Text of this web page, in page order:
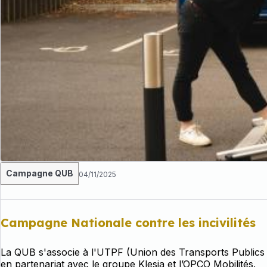
Campagne QUB 04/11/2025
Campagne Nationale contre les incivilités
La QUB s'associe à l'UTPF (Union des Transports
en partenariat avec le groupe Klesia et l’OPCO Mobilités.